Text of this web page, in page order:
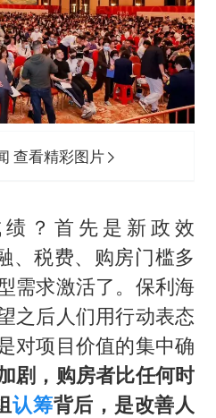
查看精彩图片
？首先是新政效
、税费、购房门槛多
需求激活了。保利海
之后人们用行动表态
对项目价值的集中确
剧，购房者比任何时
认筹背后，是改善人